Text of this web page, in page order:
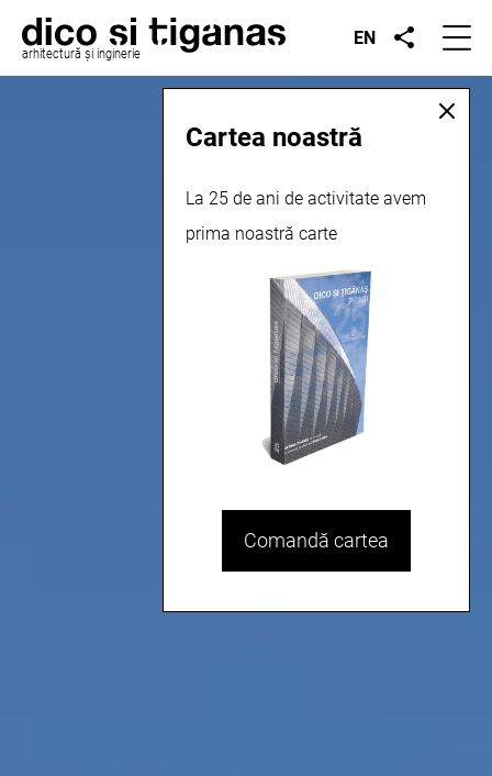
arhitectură și inginerie
EN
Cartea noastră
La 25 de ani de activitate avem
prima noastră carte
Comandă cartea